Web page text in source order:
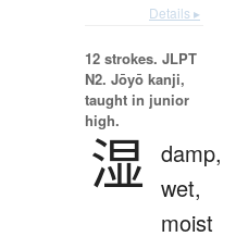
Details ▸
12 strokes. JLPT
N2. Jōyō kanji,
taught in junior
high.
湿 damp,
wet,
moist